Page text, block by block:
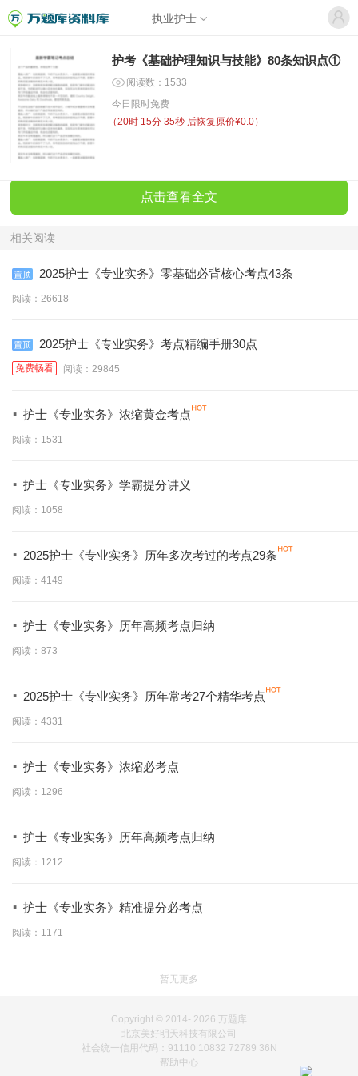
执业护士
护考《基础护理知识与技能》80条知识点①
阅读数：1533
今日限时免费
（20时 15分 35秒 后恢复原价¥0.0）
点击查看全文
相关阅读
2025护士《专业实务》零基础必背核心考点43条
阅读：26618
2025护士《专业实务》考点精编手册30点
免费畅看 阅读：29845
· 护士《专业实务》浓缩黄金考点
阅读：1531
· 护士《专业实务》学霸提分讲义
阅读：1058
· 2025护士《专业实务》历年多次考过的考点29条
阅读：4149
· 护士《专业实务》历年高频考点归纳
阅读：873
· 2025护士《专业实务》历年常考27个精华考点
阅读：4331
· 护士《专业实务》浓缩必考点
阅读：1296
· 护士《专业实务》历年高频考点归纳
阅读：1212
· 护士《专业实务》精准提分必考点
阅读：1171
暂无更多
Copyright © 2014- 2026 万题库
北京美好明天科技有限公司
社会统一信用代码：91110 10832 72789 36N
帮助中心